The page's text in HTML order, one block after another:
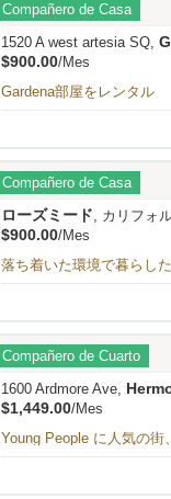
Compañero de Casa
1520 A west artesia SQ,
$900.00/Mes
Gardena部屋をレンタル
Compañero de Casa
ローズミード, カリフォ
$900.00/Mes
落ち着いた環境で暮らし
Compañero de Cuarto
1600 Ardmore Ave,
$1,449.00/Mes
Young People に人気の街